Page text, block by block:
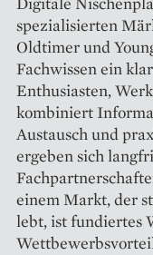
spezialisierten
Oldtimer und
Fachwissen ein
Enthusiasten,
kombiniert
Austausch und
ergeben sich
einem Markt, der
lebt, ist fundiertes